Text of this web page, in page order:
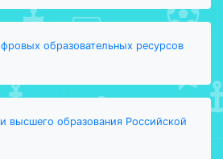
образовательных ресурсов
высшего образования Российской